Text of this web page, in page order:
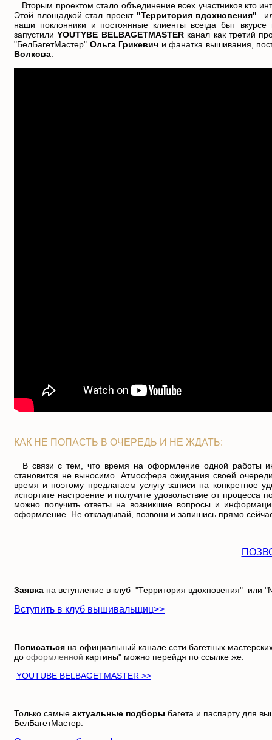
Вторым проектом стало объединение всех участников кто
Этой площадкой стал проект "Территория вдохновения"
наши поклонники и постоянные клиенты всегда быт
запустилиYOUTYBE BELBAGETMASTERканал как третий
"БелБагетМастер" Ольга Грикевич и фанатка вышивания,
Волкова
КАК НЕ ПОПАСТЬ В ОЧЕРЕДЬ И НЕ ЖДАТЬ:
В связи с тем, что время на оформление одной работы
становится не выносимо. Атмосфера ожидания своей
время и поэтому предлагаем услугу записи на конкретное
испортите настроение и получите удовольствие от
можно получить ответы на возникшие вопросы и
оформление. Не откладывай, позвони и запишись прямо
Заявка на вступление в клуб "Территория вдохновения" или
Вступить в клуб вышивальщиц>>
Пописаться на официальный канале сети багетных
до оформленной картины" можно перейдя по ссылке же:
YOUTUBE BELBAGETMASTER >>
Только самые актуальные подборы багета и паспарту для
БелБагетМастер: